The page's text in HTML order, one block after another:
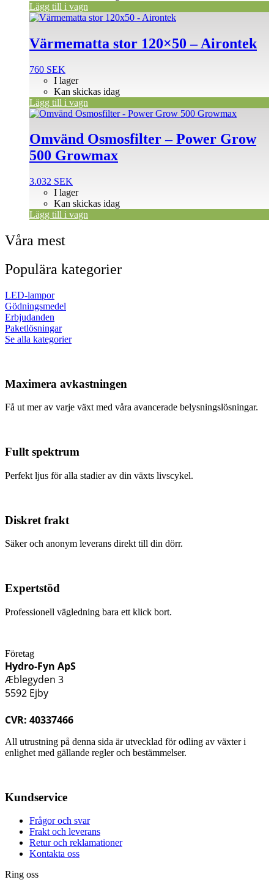
Lägg till i vagn
Värmematta stor 120×50 – Airontek
760 SEK
I lager
Kan skickas idag
Lägg till i vagn
Omvänd Osmosfilter – Power Grow
500 Growmax
3.032 SEK
I lager
Kan skickas idag
Lägg till i vagn
Våra mest
Populära kategorier
LED-lampor
Gödningsmedel
Erbjudanden
Paketlösningar
Se alla kategorier
Maximera avkastningen
Få ut mer av varje växt med våra avancerade belysningslösningar.
Fullt spektrum
Perfekt ljus för alla stadier av din växts livscykel.
Diskret frakt
Säker och anonym leverans direkt till din dörr.
Expertstöd
Professionell vägledning bara ett klick bort.
Företag
Hydro-Fyn ApS
Æblegyden 3
5592 Ejby
CVR: 40337466
All utrustning på denna sida är utvecklad för odling av växter i
enlighet med gällande regler och bestämmelser.
Kundservice
Frågor och svar
Frakt och leverans
Retur och reklamationer
Kontakta oss
Ring oss